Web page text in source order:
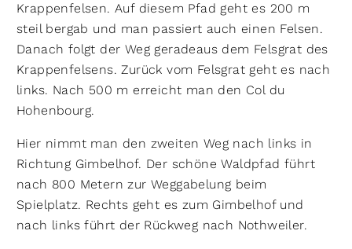
Krappenfelsen. Auf diesem Pfad geht es 200 m
steil bergab und man passiert auch einen Felsen.
Danach folgt der Weg geradeaus dem Felsgrat des
Krappenfelsens. Zurück vom Felsgrat geht es nach
links. Nach 500 m erreicht man den Col du
Hohenbourg.
Hier nimmt man den zweiten Weg nach links in
Richtung Gimbelhof. Der schöne Waldpfad führt
nach 800 Metern zur Weggabelung beim
Spielplatz. Rechts geht es zum Gimbelhof und
nach links führt der Rückweg nach Nothweiler.